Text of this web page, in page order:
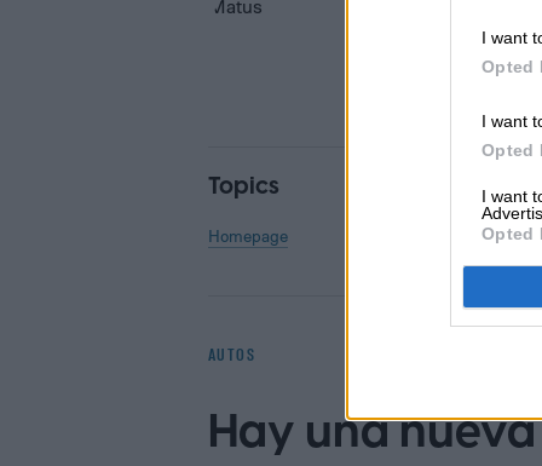
I want
Opted
I want
Opted
I want
Opted
Former Digital Trends
Topics
Homepage
AUTOS
Hay una